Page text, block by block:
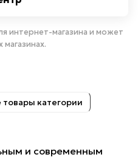
интернет-магазина и может
товары категории
и современным